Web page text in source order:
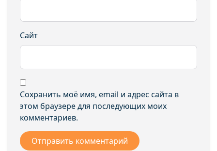
Сайт
Сохранить моё имя, email и адрес сайта в
этом браузере для последующих моих
комментариев.